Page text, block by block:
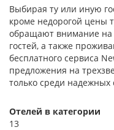
Выбирая ту или иную
кроме недорогой цены
обращают внимание на
гостей, а также
бесплатного сервиса
предложения на
только среди
Отелей в категории
13